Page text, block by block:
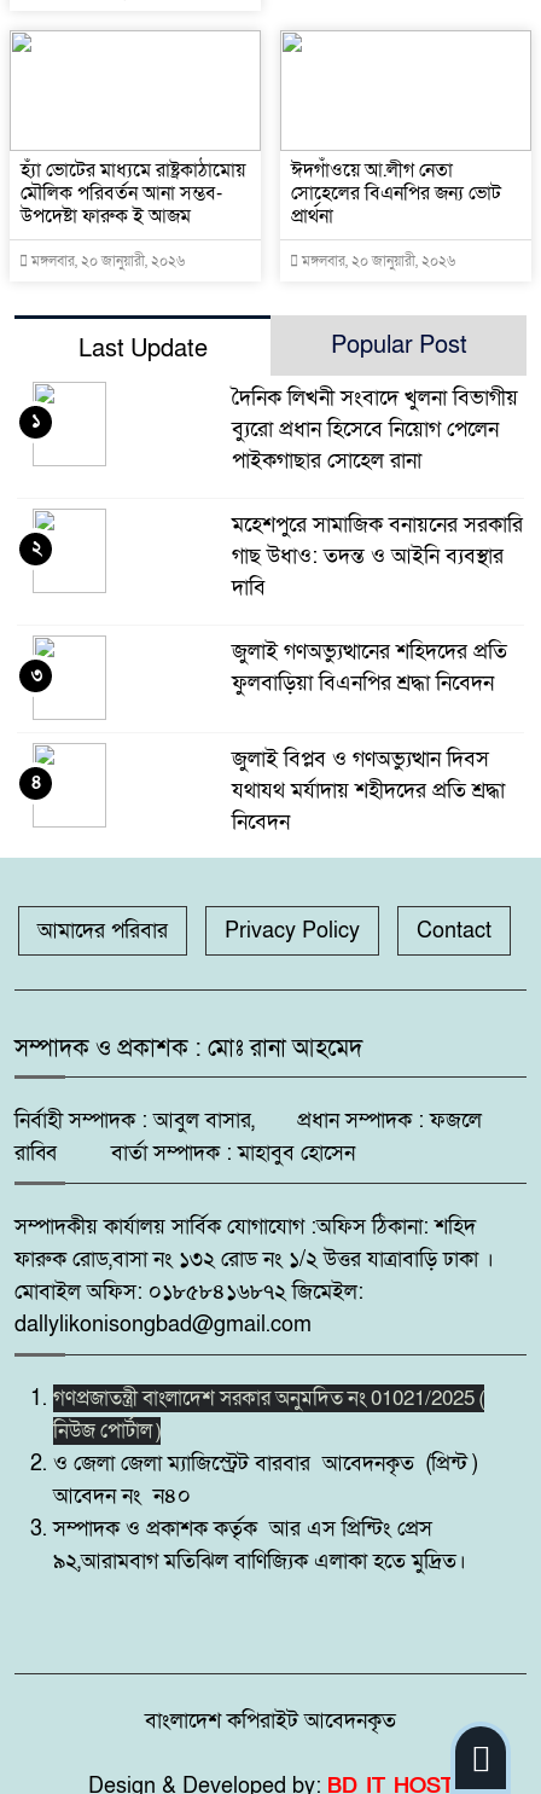
হ্যাঁ ভোটের মাধ্যমে রাষ্ট্রকাঠামোয়
মৌলিক পরিবর্তন আনা সম্ভব-
উপদেষ্টা ফারুক ই আজম
মঙ্গলবার, ২০ জানুয়ারী, ২০২৬
ঈদগাঁওয়ে আ.লীগ নেতা
সোহেলের বিএনপির জন্য ভোট
প্রার্থনা
মঙ্গলবার, ২০ জানুয়ারী, ২০২৬
Last Update Popular Post
দৈনিক লিখনী সংবাদে খুলনা বিভাগীয়
ব্যুরো প্রধান হিসেবে নিয়োগ পেলেন
পাইকগাছার সোহেল রানা
১
মহেশপুরে সামাজিক বনায়নের সরকারি
গাছ উধাও: তদন্ত ও আইনি ব্যবস্থার
দাবি
২
জুলাই গণঅভ্যুত্থানের শহিদদের প্রতি
ফুলবাড়িয়া বিএনপির শ্রদ্ধা নিবেদন
৩
জুলাই বিপ্লব ও গণঅভ্যুত্থান দিবস
যথাযথ মর্যাদায় শহীদদের প্রতি শ্রদ্ধা
নিবেদন
৪
উদ্ধার
৫
গঙ্গাচড়া থানায় মামলা না নেওয়ার
দাবিতে সংবাদ সম্মেলন
দুমকির আঙ্গারিয়ায় চেয়ারম্যান প্রার্থী
দেলোয়ার খানের মতবিনিময় সভা
৭
কুষ্টিয়ায় ‘ভিলেজ বয়েজ ক্লাব’র
উদ্যোগে মাদকবিরোধী ও
সচেতনতামূলক মিনি ফুটবল টুর্নামেন্ট
২০২৬ অনুষ্ঠিত
৮
সিলেট রেঞ্জের মধ্যে শ্রেষ্ট অফিসার
হিসেবে সম্মাননাপত্র গ্রহন করেন দিরাই
থানার ওসি মোঃ আমিনুল ইসলাম
৯
মদনে প্রশাসনের অভিযানে নিষিদ্ধ
বেড়জাল ও চায়না জাল পুড়িয়ে ধ্বংস,
১০
আমাদের পরিবার Privacy Policy Contact
সম্পাদক ও প্রকাশক : মোঃ রানা আহমেদ
নির্বাহী সম্পাদক : আবুল বাসার, প্রধান সম্পাদক : ফজলে
রাব্বি বার্তা সম্পাদক : মাহাবুব হোসেন
সম্পাদকীয় কার্যালয় সার্বিক যোগাযোগ :অফিস ঠিকানা: শহিদ
ফারুক রোড,বাসা নং ১৩২ রোড নং ১/২ উত্তর যাত্রাবাড়ি ঢাকা ।
মোবাইল অফিস: ০১৮৫৮৪১৬৮৭২ জিমেইল:
dallylikonisongbad@gmail.com
গণপ্রজাতন্ত্রী বাংলাদেশ সরকার অনুমদিত নং 01021/2025 (
নিউজ পোর্টাল )
ও জেলা জেলা ম্যাজিস্ট্রেট বারবার আবেদনকৃত (প্রিন্ট )
আবেদন নং ন৪০
সম্পাদক ও প্রকাশক কর্তৃক আর এস প্রিন্টিং প্রেস
৯২,আরামবাগ মতিঝিল বাণিজ্যিক এলাকা হতে মুদ্রিত।
বাংলাদেশ কপিরাইট আবেদনকৃত
Design & Developed by: BD IT HOST